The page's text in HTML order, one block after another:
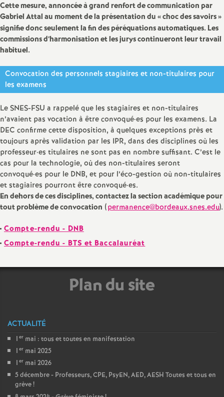
n
t
s
d
e
S
e
c
d
r
Cette mesure, annoncée à grand renfort de communication par
Gabriel Attal au moment de la présentation du «choc des savoirs»
signifie donc seulement la fin des péréquations automatiques. Les
commissions d’harmonisation et les jurys continueront leur travail
habituel.
Convocation des personnels stagiaires et non-titulaires pour
les examens
Le SNES-FSU a rappelé que les stagiaires et non-titulaires
n’avaient pas vocation à être convoqué·es pour les examens. La
DEC confirme cette disposition, à quelques exceptions près et
toujours après validation par les IPR, dans des disciplines où les
professeur·es titulaires ne sont pas en nombre suffisant. C’est le
cas pour la technologie, où des non-titulaires seront
convoqué·es pour le DNB, et pour l’éco-gestion où non-titulaires
et stagiaires pourront être convoqué·es.
En dehors de ces disciplines, contactez la section académique pour
tout problème de convocation (permanence@bordeaux.snes.edu).
Compte-rendu - DNB
Compte-rendu - BTS et Baccalauréat
Plan du site
ACTUALITÉ
1 er mai : tous et toutes en manifestation
1 er mai 2025
1 er mai 2026
5 décembre - Professeurs, CPE, PsyEN, AED, AESH Toutes et tous en
grève!